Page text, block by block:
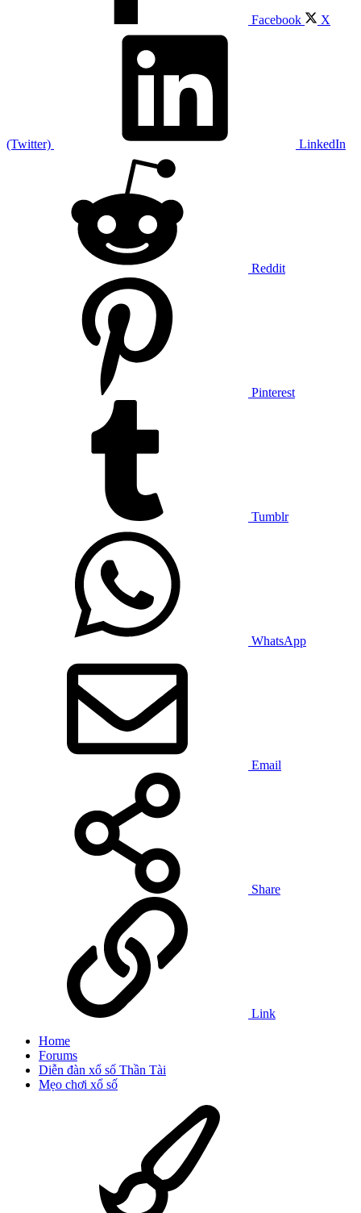
Facebook X
(Twitter) LinkedIn
Reddit
Pinterest
Tumblr
WhatsApp
Email
Share
Link
Home
Forums
Diễn đàn xổ số Thần Tài
Mẹo chơi xổ số